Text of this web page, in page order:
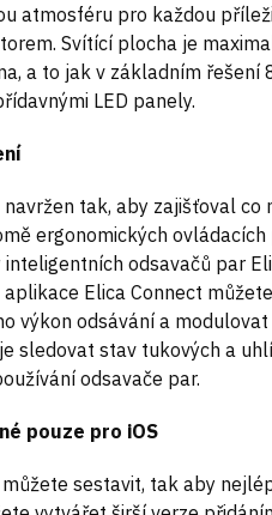
atmosféru pro každou
Svítící plocha je
a to jak v základním řešení
LED panely.
navržen tak, aby zajišťoval
ergonomických
odsavačů par
Elica Connect
výkon odsávání a
sledovat stav tukových a
odsavače par.
pouze pro iOS
můžete sestavit, tak aby